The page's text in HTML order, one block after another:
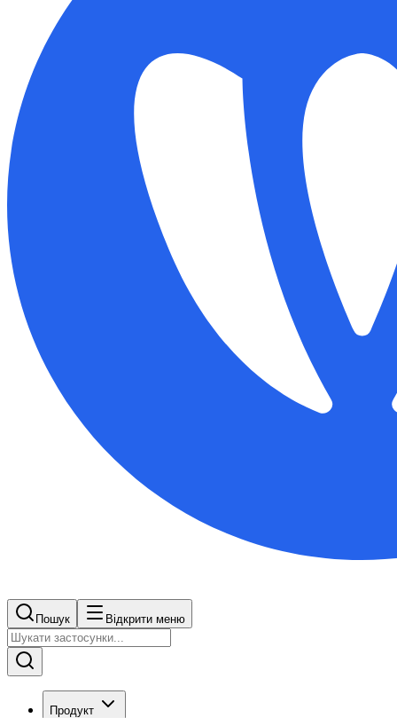
Пошук Відкрити меню
Продукт